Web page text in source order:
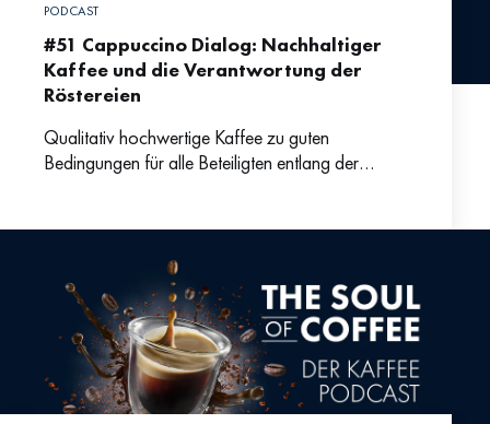
PODCAST
#51 Cappuccino Dialog: Nachhaltiger
Kaffee und die Verantwortung der
Röstereien
Qualitativ hochwertige Kaffee zu guten
Bedingungen für alle Beteiligten entlang der
Kaffeemacher:innen, gerade die Röstereien dafür